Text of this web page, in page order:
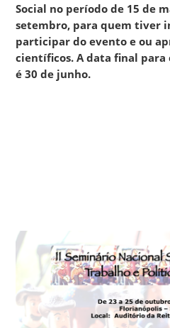
Social no período de 15 de
setembro, para quem tiver
participar do evento e ou
científicos. A data final
é 30 de junho.